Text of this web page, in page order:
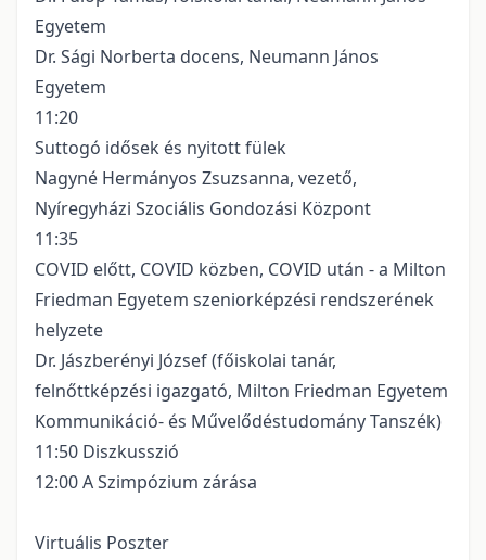
Egyetem
Dr. Sági Norberta docens, Neumann János
Egyetem
11:20
Suttogó idősek és nyitott fülek
Nagyné Hermányos Zsuzsanna, vezető,
Nyíregyházi Szociális Gondozási Központ
11:35
COVID előtt, COVID közben, COVID után - a Milton
Friedman Egyetem szeniorképzési rendszerének
helyzete
Dr. Jászberényi József (főiskolai tanár,
felnőttképzési igazgató, Milton Friedman Egyetem
Kommunikáció- és Művelődéstudomány Tanszék)
11:50 Diszkusszió
12:00 A Szimpózium zárása
Virtuális Poszter